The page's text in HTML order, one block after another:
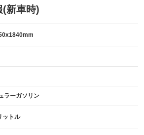
(新車時)
ラーガソリン
ットル